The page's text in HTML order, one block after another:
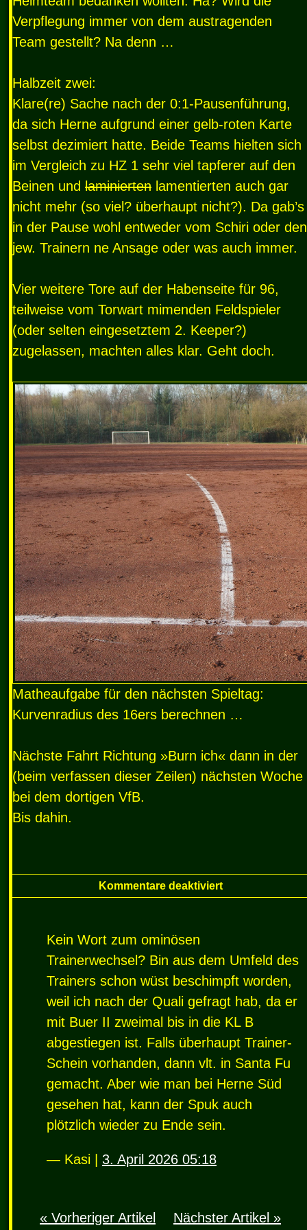
Verpflegung immer von dem austragenden
Team gestellt? Na denn …
Halbzeit zwei:
Klare(re) Sache nach der 0:1-Pausenführung,
da sich Herne aufgrund einer gelb-roten Karte
selbst dezimiert hatte. Beide Teams hielten sich
im Vergleich zu HZ 1 sehr viel tapferer auf den
Beinen und laminierten lamentierten auch gar
nicht mehr (so viel? überhaupt nicht?). Da gab’s
in der Pause wohl entweder vom Schiri oder den
jew. Trainern ne Ansage oder was auch immer.
Vier weitere Tore auf der Habenseite für 96,
teilweise vom Torwart mimenden Feldspieler
(oder selten eingesetztem 2. Keeper?)
zugelassen, machten alles klar. Geht doch.
Matheaufgabe für den nächsten Spieltag:
Kurvenradius des 16ers berechnen …
Nächste Fahrt Richtung »Burn ich« dann in der
(beim verfassen dieser Zeilen) nächsten Woche
bei dem dortigen VfB.
Bis dahin.
Kommentare deaktiviert
Kein Wort zum ominösen
Trainerwechsel? Bin aus dem Umfeld des
Trainers schon wüst beschimpft worden,
weil ich nach der Quali gefragt hab, da er
mit Buer II zweimal bis in die KL B
abgestiegen ist. Falls überhaupt Trainer-
Schein vorhanden, dann vlt. in Santa Fu
gemacht. Aber wie man bei Herne Süd
gesehen hat, kann der Spuk auch
plötzlich wieder zu Ende sein.
— Kasi | 3. April 2026 05:18
« Vorheriger Artikel Nächster Artikel »